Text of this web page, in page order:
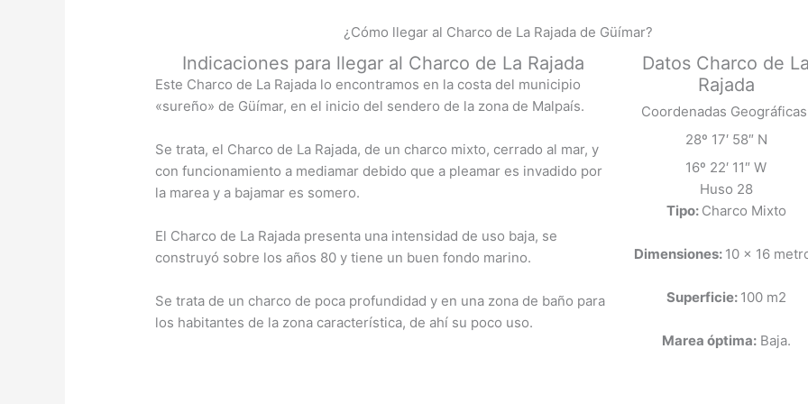
¿Cómo llegar al Charco de La Rajada de Güímar?
Indicaciones para llegar al Charco de La Rajada
Este Charco de La Rajada lo encontramos en la costa del municipio
«sureño» de Güímar, en el inicio del sendero de la zona de Malpaís.
Se trata, el Charco de La Rajada, de un charco mixto, cerrado al mar, y
con funcionamiento a mediamar debido que a pleamar es invadido por
la marea y a bajamar es somero.
El Charco de La Rajada presenta una intensidad de uso baja, se
construyó sobre los años 80 y tiene un buen fondo marino.
Se trata de un charco de poca profundidad y en una zona de baño para
los habitantes de la zona característica, de ahí su poco uso.
Datos Charco de La
Rajada
Coordenadas
28º 17′ 58″ N
16º 22′ 11″ W
Huso 28
Tipo: Charco Mixto
Dimensiones: 10 x 16
Superficie: 100 m2
Marea óptima:Baja.